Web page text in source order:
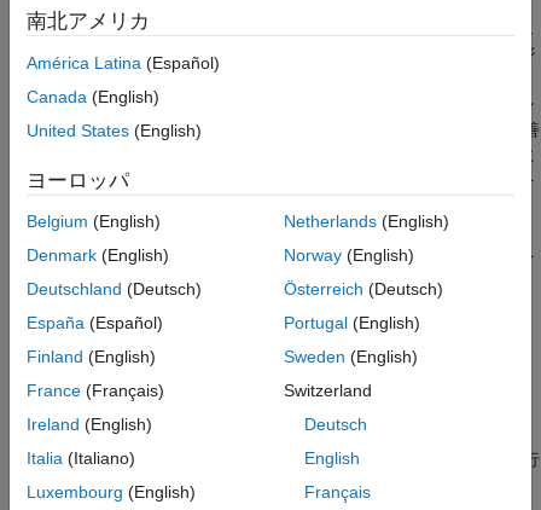
例
バージョン履歴
参考
[単一のシミュレーション出力]
レーション結果を含む単一の
オブジ
ェクトを返すオプションを提供します。単出力形式を使用する
と、複数のシミュレーションの結果の処理が容易になり、並列シ
ミュレーションおよびバッチ シミュレーションのサポートが改善
パラメーターを有効に
すると、シミュレーションの実行方法に関係なく、同じコードを
モデルをシミュレートすると、 [単一のシミュレーション出力]
を
無効にしている場合でも、次のいずれかの状況で 1 つ以上の
1 つ以上の Simulink.SimulationInputオブジェクトを使用
してモデルをプログラムによってシミュレートする。
sim、parsim batchsimの各関数を使用するか
Simulation
オブジェクトを使用してシミュレーションを実行
する場合、
SimulationInput
オブジェクトを使用してシミュ
南北アメリカ
América Latina (Español)
Canada (English)
United States (English)
ヨーロッパ
Belgium (English)
Denmark (English)
Deutschland (Deutsch)
España (Español)
Finland (English)
France (Français)
Ireland (English)
Italia (Italiano)
Luxembourg (English)
Netherlands(English)
Norway(English)
Österreich (Deutsch)
Portugal(English)
Sweden (English)
Switzerland
Deutsch
English
Français